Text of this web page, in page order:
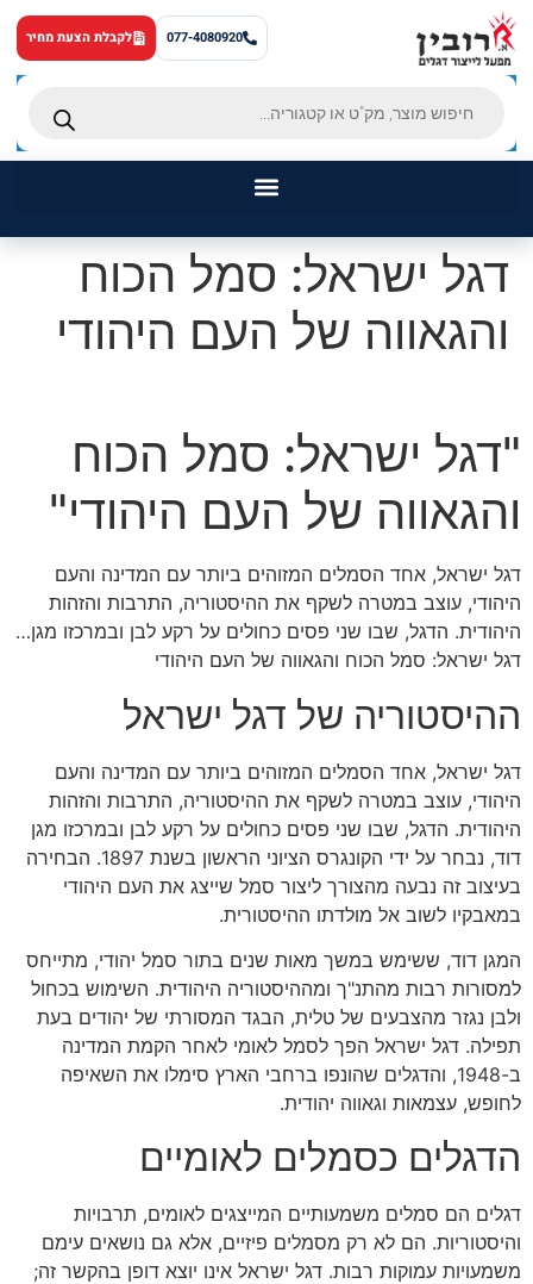
לתוכן
077-4080920 לקבלת הצעת מחיר
ראשי
דגלים
אודותינו
צור קשר
דגל ישראל: סמל הכוח
והגאווה של העם היהודי
"דגל ישראל: סמל הכוח
והגאווה של העם היהודי"
דגל ישראל, אחד הסמלים המזוהים ביותר עם המדינה והעם
היהודי, עוצב במטרה לשקף את ההיסטוריה, התרבות והזהות
היהודית. הדגל, שבו שני פסים כחולים על רקע לבן ובמרכזו מגן…
דגל ישראל: סמל הכוח והגאווה של העם היהודי
ההיסטוריה של דגל ישראל
דגל ישראל, אחד הסמלים המזוהים ביותר עם המדינה והעם
היהודי, עוצב במטרה לשקף את ההיסטוריה, התרבות והזהות
היהודית. הדגל, שבו שני פסים כחולים על רקע לבן ובמרכזו מגן
דוד, נבחר על ידי הקונגרס הציוני הראשון בשנת 1897. הבחירה
בעיצוב זה נבעה מהצורך ליצור סמל שייצג את העם היהודי
במאבקיו לשוב אל מולדתו ההיסטורית.
המגן דוד, ששימש במשך מאות שנים בתור סמל יהודי, מתייחס
למסורות רבות מהתנ"ך ומההיסטוריה היהודית. השימוש בכחול
ולבן נגזר מהצבעים של טלית, הבגד המסורתי של יהודים בעת
תפילה. דגל ישראל הפך לסמל לאומי לאחר הקמת המדינה
ב-1948, והדגלים שהונפו ברחבי הארץ סימלו את השאיפה
לחופש, עצמאות וגאווה יהודית.
הדגלים כסמלים לאומיים
דגלים הם סמלים משמעותיים המייצגים לאומים, תרבויות
והיסטוריות. הם לא רק מסמלים פיזיים, אלא גם נושאים עימם
משמעויות עמוקות רבות. דגל ישראל אינו יוצא דופן בהקשר זה;